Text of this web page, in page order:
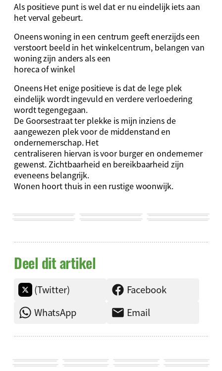
Als positieve punt is wel dat er nu eindelijk iets aan
het verval gebeurt.
Oneens woning in een centrum geeft enerzijds een
verstoort beeld in het winkelcentrum, belangen van
woning zijn anders als een
horeca of winkel
Oneens Het enige positieve is dat de lege plek
eindelijk wordt ingevuld en verdere verloedering
wordt tegengegaan.
De Goorsestraat ter plekke is mijn inziens de
aangewezen plek voor de middenstand en
ondernemerschap. Het
centraliseren hiervan is voor burger en ondernemer
gewenst. Zichtbaarheid en bereikbaarheid zijn
eveneens belangrijk.
Wonen hoort thuis in een rustige woonwijk.
Deel dit artikel
(Twitter)
Facebook
WhatsApp
Email